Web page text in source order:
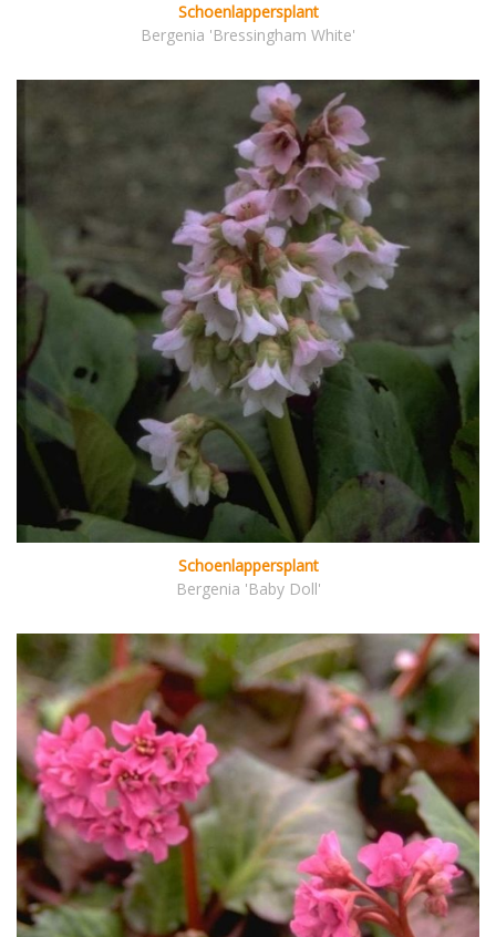
Schoenlappersplant
Bergenia 'Bressingham White'
Schoenlappersplant
Bergenia 'Baby Doll'